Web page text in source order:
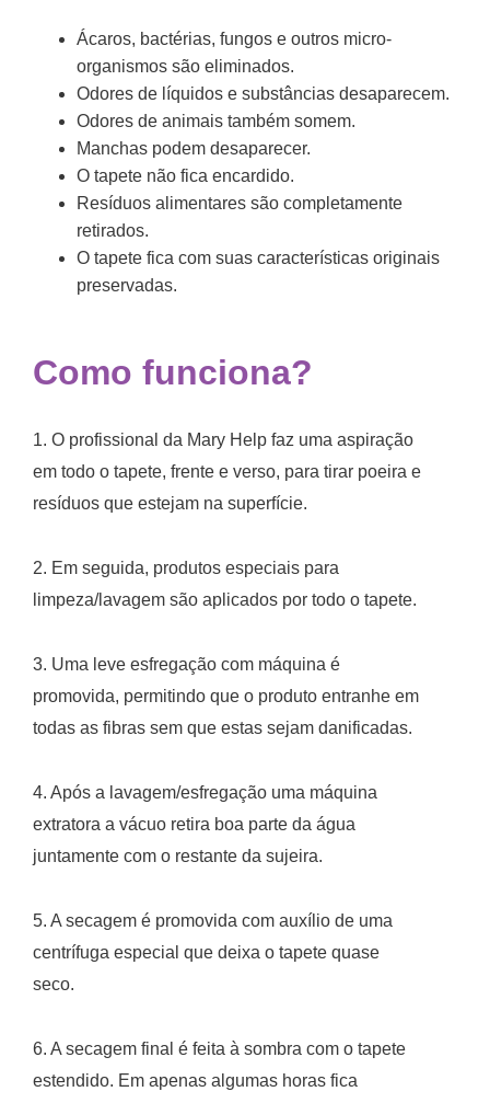
Ácaros, bactérias, fungos e outros micro-
organismos são eliminados.
Odores de líquidos e substâncias desaparecem.
Odores de animais também somem.
Manchas podem desaparecer.
O tapete não fica encardido.
Resíduos alimentares são completamente
retirados.
O tapete fica com suas características originais
preservadas.
Como funciona?
1. O profissional da Mary Help faz uma aspiração
em todo o tapete, frente e verso, para tirar poeira e
resíduos que estejam na superfície.
2. Em seguida, produtos especiais para
limpeza/lavagem são aplicados por todo o tapete.
3. Uma leve esfregação com máquina é
promovida, permitindo que o produto entranhe em
todas as fibras sem que estas sejam danificadas.
4. Após a lavagem/esfregação uma máquina
extratora a vácuo retira boa parte da água
juntamente com o restante da sujeira.
5. A secagem é promovida com auxílio de uma
centrífuga especial que deixa o tapete quase
seco.
6. A secagem final é feita à sombra com o tapete
estendido. Em apenas algumas horas fica